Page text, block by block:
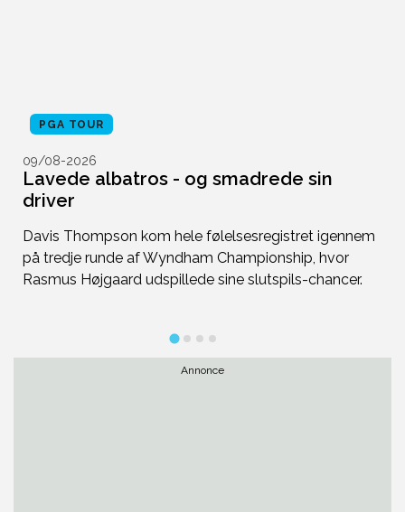
PGA TOUR
09/08-2026
Lavede albatros - og smadrede sin
driver
Davis Thompson kom hele følelsesregistret igennem
på tredje runde af Wyndham Championship, hvor
Rasmus Højgaard udspillede sine slutspils-chancer.
Annonce